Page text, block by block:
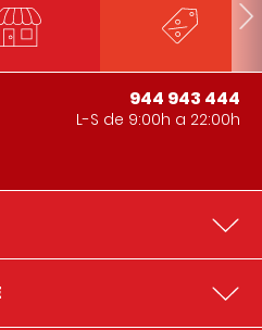
944 943 444
L-S de 9:00h a 22:00h